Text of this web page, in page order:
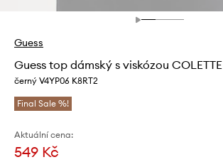
Guess
Guess top dámský s viskózou COLETTE
černý V4YP06 K8RT2
Final Sale %!
Aktuální cena:
549 Kč